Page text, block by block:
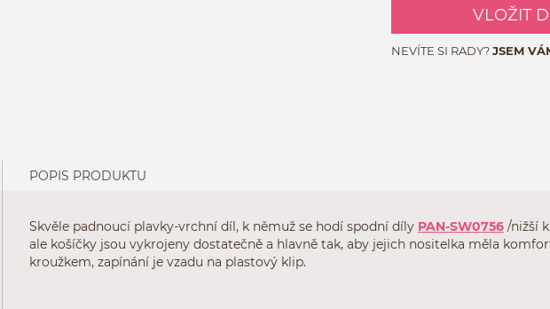
VLOŽIT
NEVÍTE SI RADY?JSEM
POPIS PRODUKTU
Skvěle padnoucí plavky-vrchní díl, k němuž se hodí spodní díly PAN-SW0756/nižší
ale košíčky jsou vykrojeny dostatečně a hlavně tak, aby jejich nositelka měla
kroužkem, zapínání je vzadu na plastový klip.